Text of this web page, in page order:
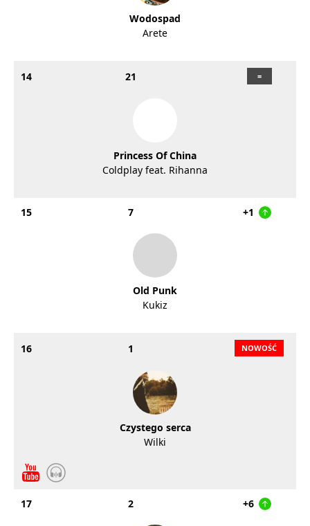
Wodospad
Arete
14 21
Princess Of China
Coldplay feat. Rihanna
15 7 +1
Old Punk
Kukiz
16 1
Czystego serca
Wilki
17 2 +6